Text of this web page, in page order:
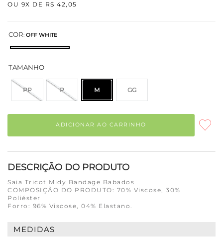
OU 9X DE R$ 42 , 05
COR: OFF WHITE
TAMANHO
PP P M GG
ADICIONAR AO CARRINHO
DESCRIÇÃO DO PRODUTO
Saia Tricot Midy Bandage Babados
COMPOSIÇÃO DO PRODUTO: 70% Viscose, 30%
Poliéster
Forro: 96% Viscose, 04% Elastano.
MEDIDAS